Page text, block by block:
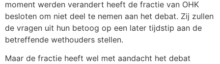
moment werden verandert heeft de fractie van OHK
besloten om niet deel te nemen aan het debat. Zij zullen
de vragen uit hun betoog op een later tijdstip aan de
betreffende wethouders stellen.
Maar de fractie heeft wel met aandacht het debat